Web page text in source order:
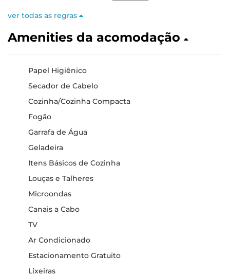
ver todas as regras
Amenities da acomodação
Papel Higiênico
Secador de Cabelo
Cozinha/Cozinha Compacta
Fogão
Garrafa de Água
Geladeira
Itens Básicos de Cozinha
Louças e Talheres
Microondas
Canais a Cabo
TV
Ar Condicionado
Estacionamento Gratuito
Lixeiras